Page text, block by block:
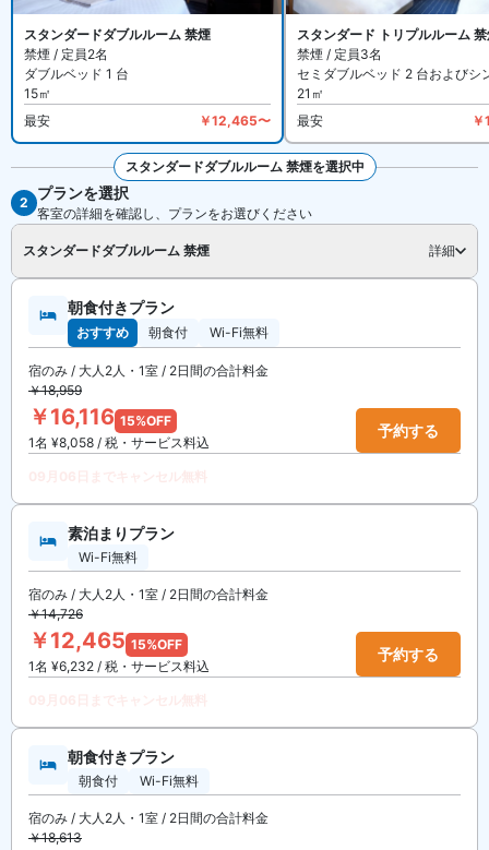
スタンダードダブルルーム 禁煙
禁煙 / 定員2名
ダブルベッド 1 台
15㎡
最安
￥12,465〜
スタンダード トリプルルーム
禁煙 / 定員3名
セミダブルベッド 2 台およびシ
21㎡
最安
スタンダードダブルルーム 禁煙を選択中
2 プランを選択
客室の詳細を確認し、プランをお選びください
スタンダードダブルルーム 禁煙 詳細
朝食付きプラン
おすすめ 朝食付 Wi-Fi無料
宿のみ / 大人2人・1室 / 2日間の合計料金
￥18,959
￥16,116 15%OFF
1名 ¥8,058 / 税・サービス料込
予約する
素泊まりプラン
Wi-Fi無料
宿のみ / 大人2人・1室 / 2日間の合計料金
￥14,726
￥12,465 15%OFF
1名 ¥6,232 / 税・サービス料込
予約する
朝食付きプラン
朝食付 Wi-Fi無料
宿のみ / 大人2人・1室 / 2日間の合計料金
￥18,613